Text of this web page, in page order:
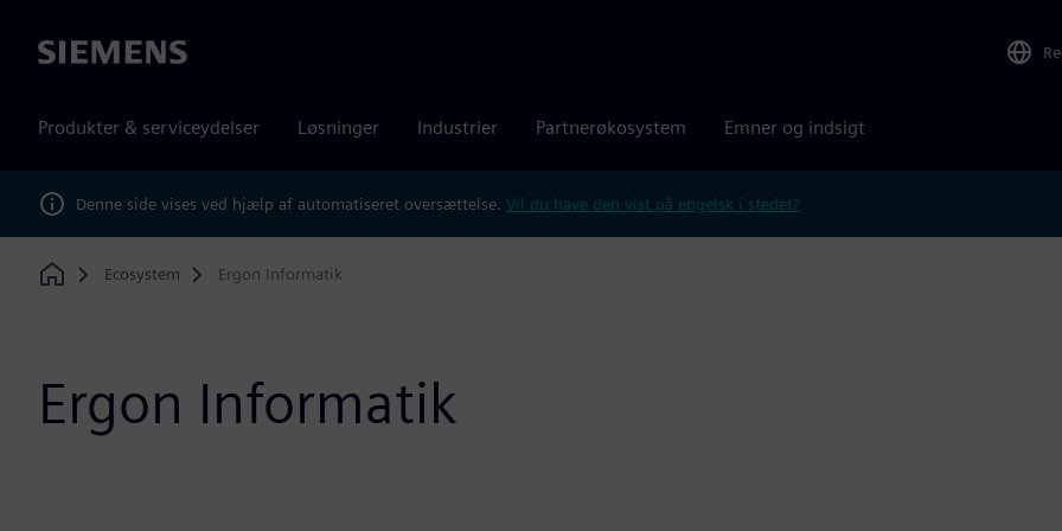
Siemens
Produkter & serviceydelser Løsninger Industrier Partnerøkosystem Emner og indsigt
Denne side vises ved hjælp af automatiseret oversættelse. Vil du have den vist på engelsk i stedet?
Home
Ecosystem Ergon Informatik
Ergon Informatik